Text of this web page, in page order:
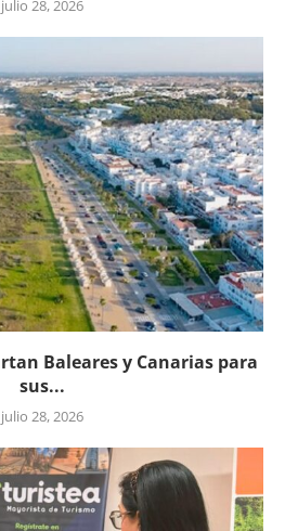
julio 28, 2026
Baleares y Canarias para
sus...
julio 28, 2026